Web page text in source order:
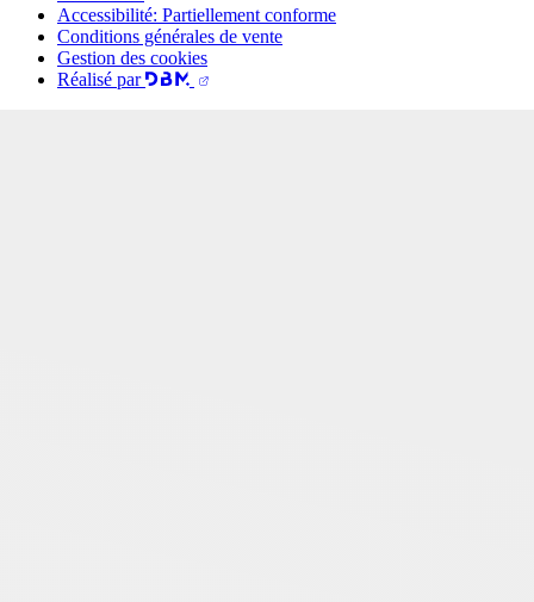
Accessibilité: Partiellement conforme
Conditions générales de vente
Gestion des cookies
Réalisé par